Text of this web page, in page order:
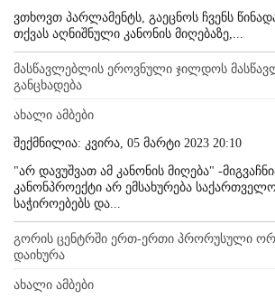
ვთხოვთ პარლამენტს, გაეცნოს ჩვენს
თქვას აღნიშნული კანონის მიღებაზე,...
მასწავლებლის ეროვნული ჯილდოს
განცხადება
ახალი ამბები
შექმნილია: კვირა, 05 მარტი 2023 20:10
"არ დავუშვათ ამ კანონის მიღება" -
კანონპროექტი არ ემსახურება
საჭიროებებს და...
გორის ცენტრში ერთ-ერთი პრორუსული
დაიხურა
ახალი ამბები